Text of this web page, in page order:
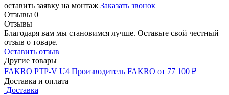
оставить заявку на монтаж Заказать звонок
Отзывы 0
Отзывы
Благодаря вам мы становимся лучше. Оставьте свой честный
отзыв о товаре.
Оставить отзыв
Другие товары
FAKRO PTP-V U4 Производитель FAKRO от 77 100 ₽
Доставка и оплата
Доставка